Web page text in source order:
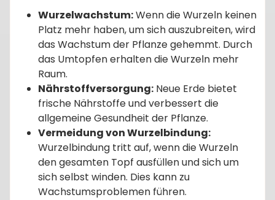
Wurzelwachstum:Wenn die Wurzeln keinen
Platz mehr haben, um sich auszubreiten, wird
das Wachstum der Pflanze gehemmt. Durch
das Umtopfen erhalten die Wurzeln mehr
Raum.
Nährstoffversorgung: Neue Erde bietet
frische Nährstoffe und verbessert die
allgemeine Gesundheit der Pflanze.
Vermeidung von Wurzelbindung:
Wurzelbindung tritt auf, wenn die Wurzeln
den gesamten Topf ausfüllen und sich um
sich selbst winden. Dies kann zu
Wachstumsproblemen führen.